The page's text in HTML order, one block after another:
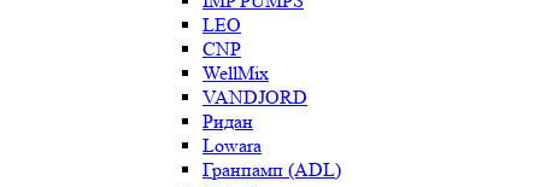
LEO
CNP
WellMix
VANDJORD
Ридан
Lowara
Гранпамп (ADL)